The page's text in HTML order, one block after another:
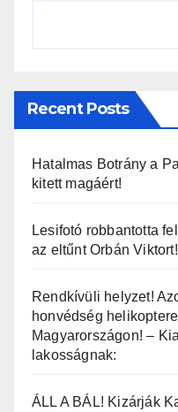
Recent Posts
Hatalmas Botrány a
kitett magáért!
Lesifotó robbantotta
az eltűnt Orbán Viktort!
Rendkívüli helyzet!
honvédség
Magyarországon! –
lakosságnak:
ÁLL A BÁL! Kizárják